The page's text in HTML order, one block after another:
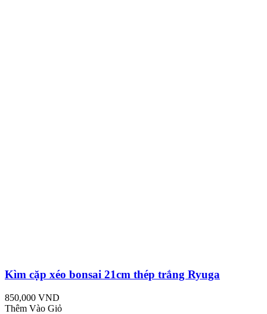
Kìm cặp xéo bonsai 21cm thép trắng Ryuga
850,000 VND
Thêm Vào Giỏ